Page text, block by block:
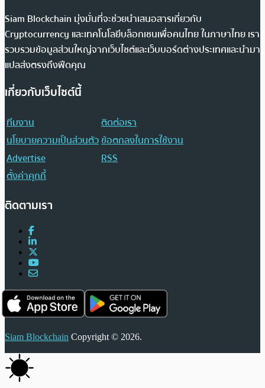
Siam Blockchain มุ่งมั่นที่จะช่วยนำเสนอสารเกี่ยวกับ
Cryptocurrency และเทคโนโลยีบล็อกเชนเพื่อคนไทย ในภาษาไทย เรา
รวบรวมข้อมูลส่วนใหญ่จากเว็บไซต์และเว็บบอร์ดต่างประเทศและนำมา
แปลส่งตรงถึงฟีดคุณ
เกี่ยวกับเว็บไซต์นี้
ทีมงาน
ติดต่อเรา
นโยบายความเป็นส่วนตัวข้อตกลงในการใช้งาน
Advertise
RSS
ตั้งค่าคุกกี้
ติดตามเรา
Siam Blockchain Copyright © 2026.